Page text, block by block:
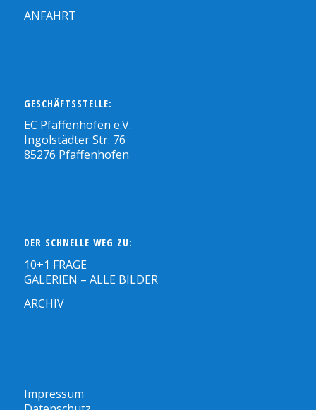
ANFAHRT
GESCHÄFTSSTELLE:
EC Pfaffenhofen e.V.
Ingolstädter Str. 76
85276 Pfaffenhofen
DER SCHNELLE WEG ZU:
10+1 FRAGE
GALERIEN – ALLE BILDER
ARCHIV
Impressum